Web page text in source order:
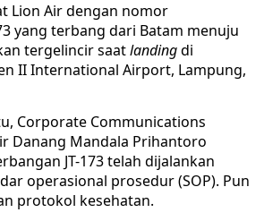
Lion Air dengan nomor
yang terbang dari Batam menuju
tergelincir saatlandingdi
II International Airport, Lampung,
Corporate Communications
Danang Mandala Prihantoro
JT-173 telah dijalankan
operasional prosedur (SOP). Pun
protokol kesehatan.